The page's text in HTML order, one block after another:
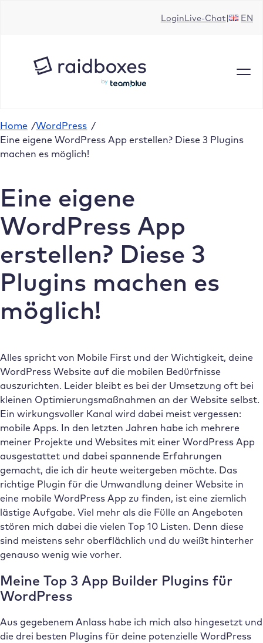
LoginLive-Chat EN
Home /WordPress /
Eine eigene WordPress App erstellen? Diese 3 Plugins
machen es möglich!
Eine eigene
WordPress App
erstellen? Diese 3
Plugins machen es
möglich!
Alles spricht von Mobile First und der Wichtigkeit, deine
WordPress Website auf die mobilen Bedürfnisse
auszurichten. Leider bleibt es bei der Umsetzung oft bei
kleinen Optimierungsmaßnahmen an der Website selbst.
Ein wirkungsvoller Kanal wird dabei meist vergessen:
mobile Apps. In den letzten Jahren habe ich mehrere
meiner Projekte und Websites mit einer WordPress App
ausgestattet und dabei spannende Erfahrungen
gemacht, die ich dir heute weitergeben möchte. Das
richtige Plugin für die Umwandlung deiner Website in
eine mobile WordPress App zu finden, ist eine ziemlich
lästige Aufgabe. Viel mehr als die Fülle an Angeboten
stören mich dabei die vielen Top 10 Listen. Denn diese
sind meistens sehr oberflächlich und du weißt hinterher
genauso wenig wie vorher.
Meine Top 3 App Builder Plugins für
WordPress
Aus gegebenem Anlass habe ich mich also hingesetzt und
die drei besten Plugins für deine potenzielle WordPress